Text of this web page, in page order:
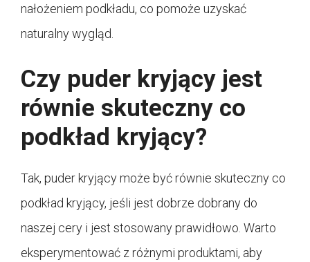
nałożeniem podkładu, co pomoże uzyskać
naturalny wygląd.
Czy puder kryjący jest
równie skuteczny co
podkład kryjący?
Tak, puder kryjący może być równie skuteczny co
podkład kryjący, jeśli jest dobrze dobrany do
naszej cery i jest stosowany prawidłowo. Warto
eksperymentować z różnymi produktami, aby